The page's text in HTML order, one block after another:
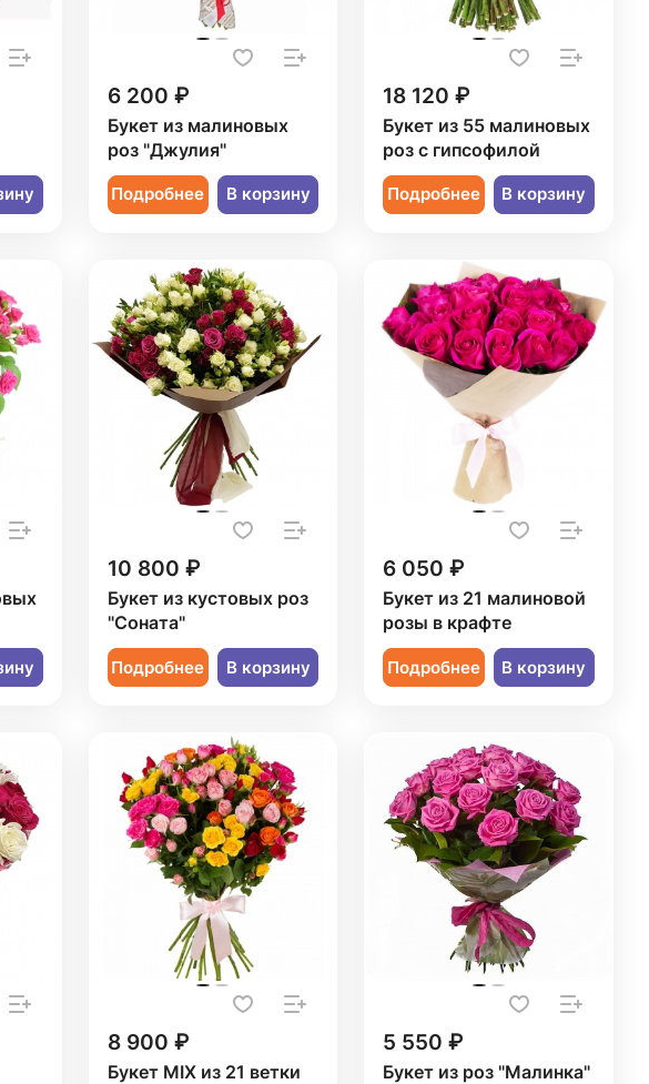
6 200 ₽
Букет из малиновых
роз "Джулия"
Подробнее В корзину
18 120 ₽
Букет из 55 малиновых
роз с гипсофилой
Подробнее В корзину
10 800 ₽
Букет из кустовых роз
"Соната"
Подробнее В корзину
6 050 ₽
Букет из 21 малиновой
розы в крафте
Подробнее В корзину
8 900 ₽
Букет MIX из 21 ветки
5 550 ₽
Букет из роз "Малинка"